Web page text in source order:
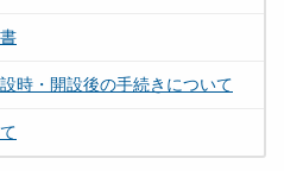
時・開設後の手続きについて